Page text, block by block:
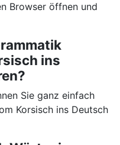
Browser öffnen und
ins
Sie ganz einfach
Korsisch ins Deutsch